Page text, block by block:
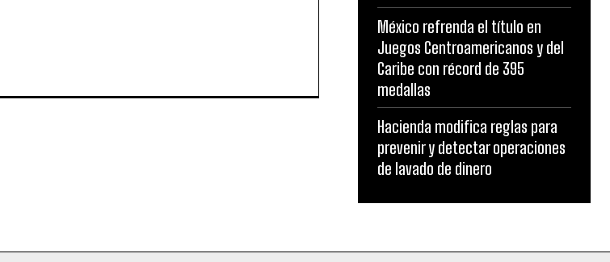
México refrenda el título en
Juegos Centroamericanos y del
Caribe con récord de 395
medallas
Hacienda modifica reglas para
prevenir y detectar operaciones
de lavado de dinero